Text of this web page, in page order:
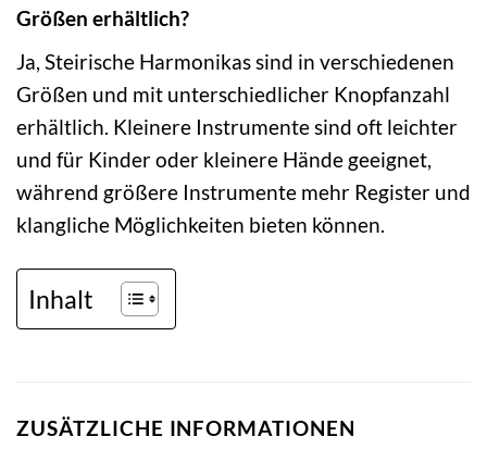
Größen erhältlich?
Ja, Steirische Harmonikas sind in verschiedenen
Größen und mit unterschiedlicher Knopfanzahl
erhältlich. Kleinere Instrumente sind oft leichter
und für Kinder oder kleinere Hände geeignet,
während größere Instrumente mehr Register und
klangliche Möglichkeiten bieten können.
Inhalt
ZUSÄTZLICHE INFORMATIONEN